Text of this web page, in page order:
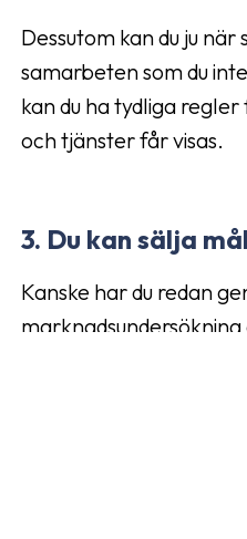
Dessutom kan du ju
samarbeten som du
kan du ha tydliga
och tjänster får visas.
3. Du kan sälja
Kanske har du redan